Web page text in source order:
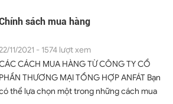
Sản phẩm bị mất niêm phong, bị giao sai về
từ kèm theo (chứng từ mua hàng, hóa đơn
VAT nếu có, hướng dẫn sử dụng, phiếu bảo
hành…) và tặng phẩm đi kèm (nếu có) – Sản
phẩm không bị dơ bẩn, không bị lỗi...
sách mua hàng
11/2021 - 1574 lượt xem
CÁCH MUA HÀNG TỪ CÔNG TY CỔ
PHẦN THƯƠNG MẠI TỔNG HỢP ANFÁT Bạn
thể lựa chọn một trong những cách mua